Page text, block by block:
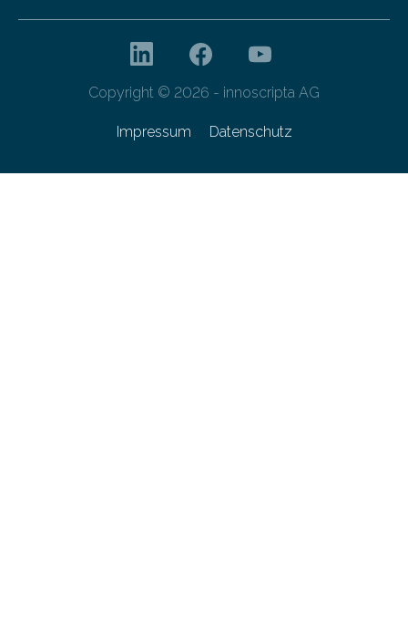
Copyright © 2026 - innoscripta AG
Impressum Datenschutz